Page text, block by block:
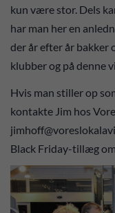
kun være stor. Dels
har man her en
der år efter år bakker
klubber og på denne
Hvis man stiller op
kontakte Jim hos
Black Friday-tillæg